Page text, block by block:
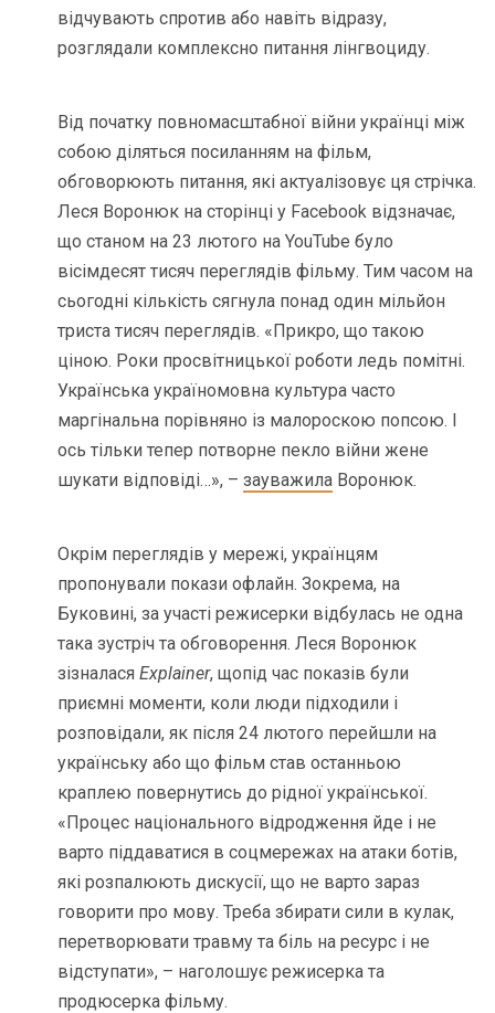
відчувають спротив або навіть відразу,
розглядали комплексно питання лінгвоциду.
Від початку повномасштабної війни українці між
собою діляться посиланням на фільм,
обговорюють питання, які актуалізовує ця стрічка.
Леся Воронюк на сторінці у Facebook відзначає,
що станом на 23 лютого на YouTube було
вісімдесят тисяч переглядів фільму. Тим часом на
сьогодні кількість сягнула понад один мільйон
триста тисяч переглядів. «Прикро, що такою
ціною. Роки просвітницької роботи ледь помітні.
Українська україномовна культура часто
маргінальна порівняно із малороскою попсою. І
ось тільки тепер потворне пекло війни жене
шукати відповіді…», –зауважила Воронюк.
Окрім переглядів у мережі, українцям
пропонували покази офлайн. Зокрема, на
Буковині, за участі режисерки відбулась не одна
така зустріч та обговорення. Леся Воронюк
зізналасяExplainer, щопід час показів були
приємні моменти, коли люди підходили і
розповідали, як після 24 лютого перейшли на
українську або що фільм став останньою
краплею повернутись до рідної української.
«Процес національного відродження йде і не
варто піддаватися в соцмережах на атаки ботів,
які розпалюють дискусії, що не варто зараз
говорити про мову. Треба збирати сили в кулак,
перетворювати травму та біль на ресурс і не
відступати», – наголошує режисерка та
продюсерка фільму.